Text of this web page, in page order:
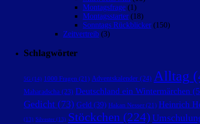
Montagsfrage (1)
Montagsstarter (18)
Sonntags Rückblicker (150)
Zeitvertreib (3)
Schlagwörter
5G (14) 1000 Fragen (21) Adventskalender (24) Alltag
Maharadscha (23) Deutschland ein Wintermärchen
Gedicht (73) Geld (39) Hakan Nesser(21) Heinrich
(13) Silvester (13) Stöckchen (224)